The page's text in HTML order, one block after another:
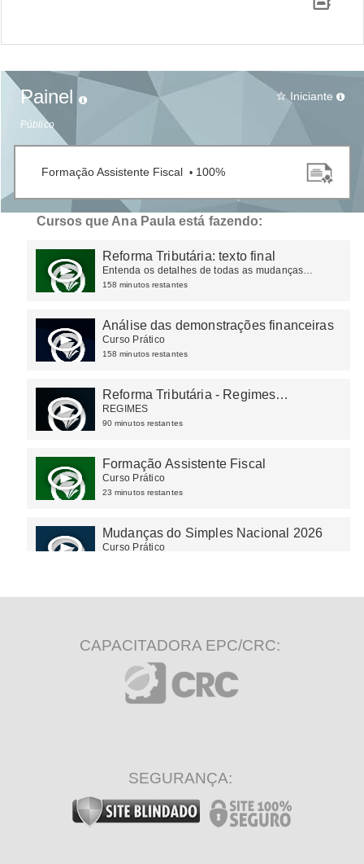
Painel
Público
star_border Iniciante
Formação Assistente Fiscal • 100%
Cursos que Ana Paula está fazendo:
Reforma Tributária: texto final
Entenda os detalhes de todas as mudanças
ocorridas na tributação do consumo
158 minutos restantes
Análise das demonstrações financeiras
Curso Prático
158 minutos restantes
Reforma Tributária - Regimes
Diferenciados
REGIMES
90 minutos restantes
Formação Assistente Fiscal
Curso Prático
23 minutos restantes
Mudanças do Simples Nacional 2026
Curso Prático
CAPACITADORA EPC/CRC:
SEGURANÇA: